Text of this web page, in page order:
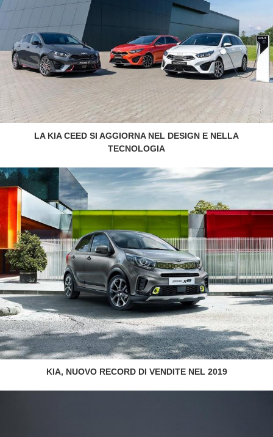
LA KIA CEED SI AGGIORNA NEL DESIGN E NELLA
TECNOLOGIA
KIA, NUOVO RECORD DI VENDITE NEL 2019